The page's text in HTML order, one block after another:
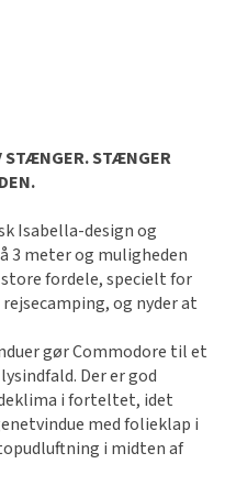
STÆNGER. STÆNGER
Isabella-design og
3 meter og muligheden
fordele, specielt for
og nyder at
gør Commodore til et
Der er god
i forteltet, idet
med folieklap i
i midten af